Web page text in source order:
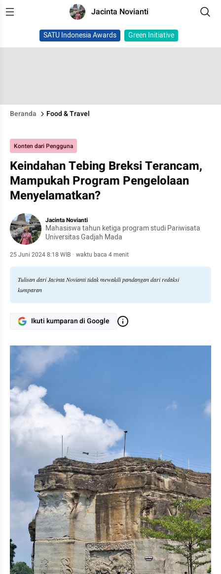
Jacinta Novianti
SATU Indonesia Awards Green Initiative
Beranda Food & Travel
Konten dari Pengguna
Keindahan Tebing Breksi Terancam,
Mampukah Program Pengelolaan
Menyelamatkan?
Jacinta Novianti
Mahasiswa tahun ketiga program studi Pariwisata
Universitas Gadjah Mada
25 Juni 2024 8:18 WIB · waktu baca 4 menit
Tulisan dari Jacinta Novianti tidak mewakili pandangan dari redaksi
kumparan
Ikuti kumparan di Google